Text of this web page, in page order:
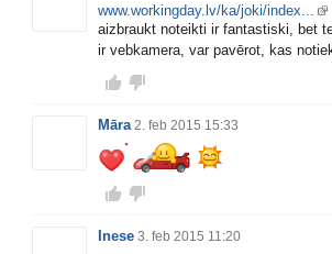
www.workingday.lv/ka/joki/index...
aizbraukt noteikti ir fantastiski, bet
ir vebkamera, var pavērot, kas
Māra 2. feb 2015 15:33
Inese 3. feb 2015 11:20